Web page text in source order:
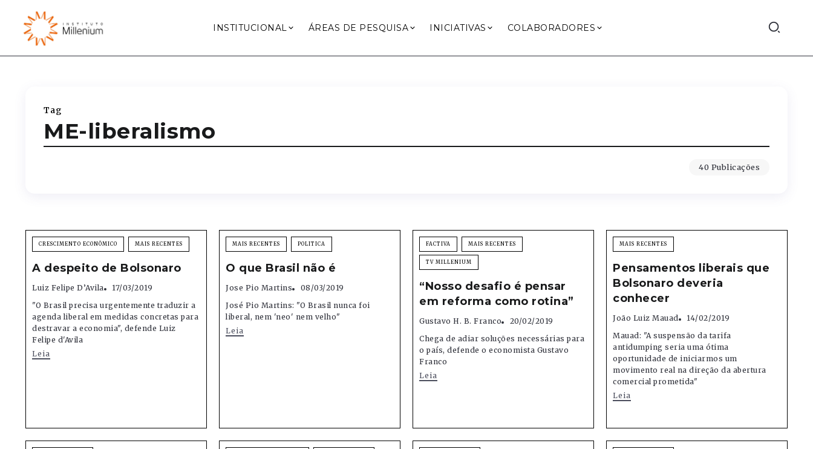
INSTITUCIONAL ÁREAS DE PESQUISA INICIATIVAS COLABORADORES
Tag
ME-liberalismo
40 Publicações
CRESCIMENTO ECONÔMICO MAIS RECENTES
A despeito de Bolsonaro
Luiz Felipe D’Avila
17/03/2019
"O Brasil precisa urgentemente traduzir a
agenda liberal em medidas concretas para
destravar a economia", defende Luiz
Felipe d'Avila
Leia
MAIS RECENTES POLITICA
O que Brasil não é
Jose Pio Martins
08/03/2019
José Pio Martins: "O Brasil nunca foi
liberal, nem 'neo' nem velho"
Leia
FACTIVA MAIS RECENTES
TV MILLENIUM
“Nosso desafio é pensar
em reforma como rotina”
Gustavo H. B. Franco
20/02/2019
Chega de adiar soluções necessárias para
o país, defende o economista Gustavo
Franco
Leia
MAIS RECENTES
Pensamentos liberais que
Bolsonaro deveria
conhecer
João Luiz Mauad
14/02/2019
Mauad: "A suspensão da tarifa
antidumping seria uma ótima
oportunidade de iniciarmos um
movimento real na direção da abertura
comercial prometida"
Leia